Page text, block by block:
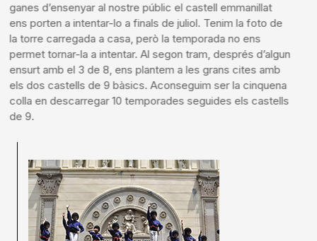
ganes d’ensenyar al nostre públic el castell emmanillat
ens porten a intentar-lo a finals de juliol. Tenim la foto de
la torre carregada a casa, però la temporada no ens
permet tornar-la a intentar. Al segon tram, després d’algun
ensurt amb el 3 de 8, ens plantem a les grans cites amb
els dos castells de 9 bàsics. Aconseguim ser la cinquena
colla en descarregar 10 temporades seguides els castells
de 9.